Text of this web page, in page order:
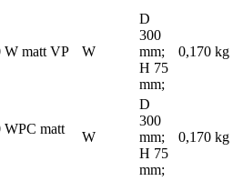
W
D
300
mm;
H 75
mm;
0,170 kg
W
D
300
mm;
H 75
mm;
0,170 kg